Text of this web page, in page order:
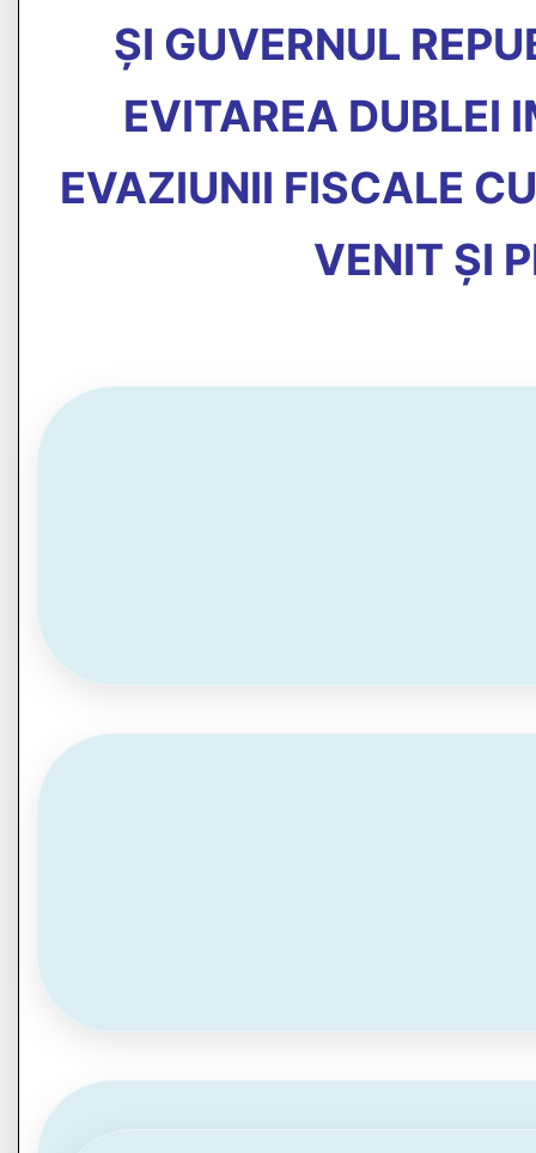
ȘI GUVERNUL
EVITAREA DUBLEI
EVAZIUNII FISCALE
VENIT ȘI